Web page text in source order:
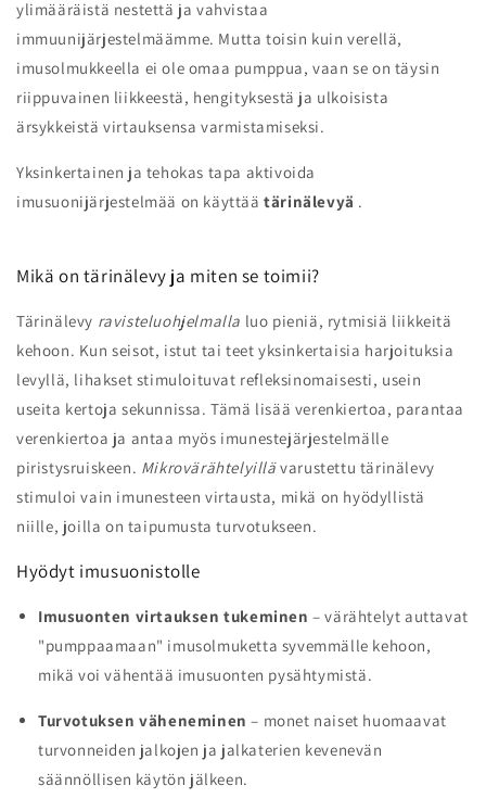
ylimääräistä nestettä ja vahvistaa
immuunijärjestelmäämme. Mutta toisin kuin verellä,
imusolmukkeella ei ole omaa pumppua, vaan se on täysin
riippuvainen liikkeestä, hengityksestä ja ulkoisista
ärsykkeistä virtauksensa varmistamiseksi.
Yksinkertainen ja tehokas tapa aktivoida
imusuonijärjestelmää on käyttäätärinälevyä .
Mikä on tärinälevy ja miten se toimii?
Tärinälevy ravisteluohjelmalla luo pieniä, rytmisiä liikkeitä
kehoon. Kun seisot, istut tai teet yksinkertaisia harjoituksia
levyllä, lihakset stimuloituvat refleksinomaisesti, usein
useita kertoja sekunnissa. Tämä lisää verenkiertoa, parantaa
verenkiertoa ja antaa myös imunestejärjestelmälle
piristysruiskeen. Mikrovärähtelyillävarustettu tärinälevy
stimuloi vain imunesteen virtausta, mikä on hyödyllistä
niille, joilla on taipumusta turvotukseen.
Hyödyt imusuonistolle
Imusuonten virtauksen tukeminen – värähtelyt auttavat
"pumppaamaan" imusolmuketta syvemmälle kehoon,
mikä voi vähentää imusuonten pysähtymistä.
Turvotuksen väheneminen – monet naiset huomaavat
turvonneiden jalkojen ja jalkaterien kevenevän
säännöllisen käytön jälkeen.